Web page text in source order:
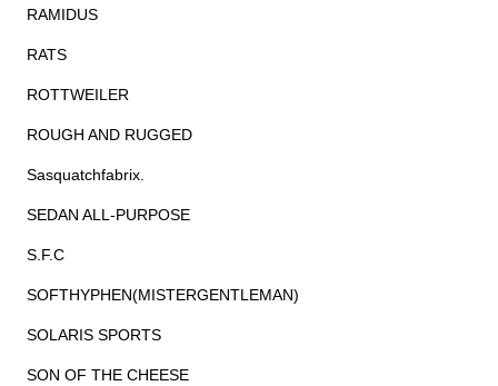
RAMIDUS
RATS
ROTTWEILER
ROUGH AND RUGGED
Sasquatchfabrix.
SEDAN ALL-PURPOSE
S.F.C
SOFTHYPHEN(MISTERGENTLEMAN)
SOLARIS SPORTS
SON OF THE CHEESE